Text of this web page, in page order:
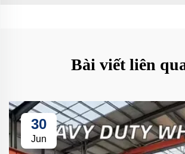
Bài viết liên
30
Jun